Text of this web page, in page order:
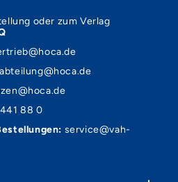
oder zum Verlag
88 0
service@vah-